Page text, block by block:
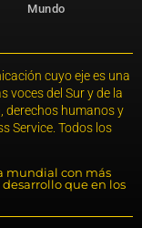
Mundo
cuyo eje es una
voces del Sur y de la
derechos humanos y
Service. Todos los
mundial con más
que en los